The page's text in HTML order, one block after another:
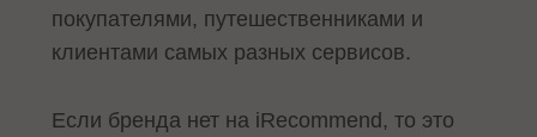
покупателями, путешественниками и
клиентами самых разных сервисов.
Если бренда нет на iRecommend, то это